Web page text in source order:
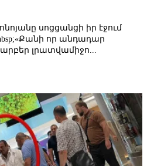
սոցցանցի իր էջում
որ անդադար
լրատվամիջո...